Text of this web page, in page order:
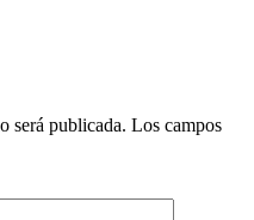
será publicada. Los campos